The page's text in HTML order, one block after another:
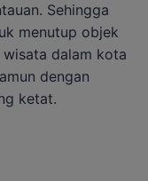
Sehingga
menutup objek
dalam kota
dengan
ketat.